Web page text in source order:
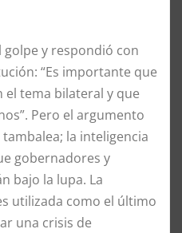
y respondió con
“Es importante que
el tema bilateral y que
Pero el argumento
la inteligencia
gobernadores y
bajo la lupa. La
utilizada como el último
una crisis de